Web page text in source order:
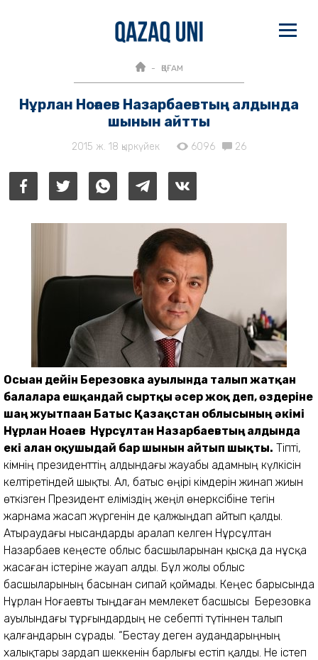
ҚОҒАМ
Нұрлан Ноғаев Назарбаевтың алдында
шынын айтты
2015 ж. 18 қыркүйек 6096 26
Осыан дейін Березовка ауылында талып жатқан
балалара ешқандай сыртқы әсер жоқ деп,өздеріне
шаңжуытпаан Батыс Қазақстан облысының әкімі
Нұрлан Ноаев Нұрсұлтан Назарбаевтыңалдында
екі алан оқушыдай бар шынын айтып шықты. Тіпті,
әкімнің президенттің алдындағы жауабы адамның күлкісін
келтіретіндей шықты. Ал, батыс өңірі әкімдерін жинап жиын
өткізген Президент еліміздің жеңіл өнеркәсібіне тегін
жарнама жасап жүргенін де қалжыңдап айтып қалды.
Атыраудағы нысандарды аралап келген Нұрсұлтан
Назарбаев кеңесте облыс басшыларынан қысқа да нұсқа
жасаған істеріне жауап алды. Бұл жолы облыс
басшыларының басынан сипай қоймады. Кеңес барысында
Нұрлан Ноғаевты тыңдаған мемлекет басшысы Березовка
ауылындағы тұрғындардың не себепті түтіннен талып
қалғандарын сұрады. “Бестау деген аудандарыңның
халықтары зардап шеккенін барлығы естіп қалды. Не істеп